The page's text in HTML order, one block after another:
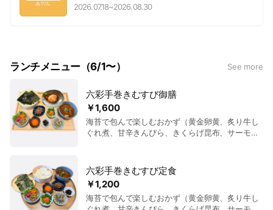
2026.07.18~2026.08.30
ランチメニュー（6/1〜） See more
￥1,600
六彩手巻きむすび御膳
海苔で包んで楽しむおかず（黄金卵黄、炙り牛し
ぐれ煮、甘辛きんぴら、きくらげ昆布、サーモン
モンタルタル）＋美活サラダ＋豚汁＋ドリンク付
き。 メイン肉10食、メイン魚10食の数量限定とな
ります。
￥1,200
六彩手巻きむすび定食
海苔で包んで楽しむおかず（黄金卵黄、炙り牛し